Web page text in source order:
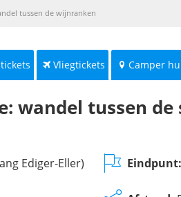
tussen de wijnranken
Vliegtickets Camper
wandel tussen
Ediger-Eller) Eindpunt: